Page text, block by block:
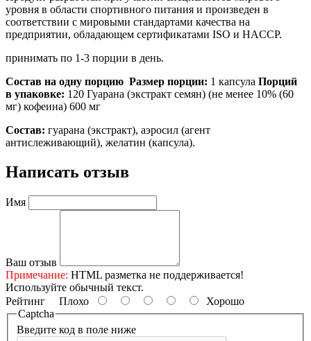
уровня в области спортивного питания и произведен в
соответствии с мировыми стандартами качества на
предприятии, обладающем сертификатами ISO и HACCP.
принимать по 1-3 порции в день.
Состав на одну порцию Размер порции: 1 капсула Порций
в упаковке: 120 Гуарана (экстракт семян) (не менее 10% (60
мг) кофеина) 600 мг
Состав: гуарана (экстракт), аэросил (агент
антислеживающий), желатин (капсула).
Написать отзыв
Имя
Ваш отзыв
Примечание: HTML разметка не поддерживается!
Используйте обычный текст.
Рейтинг Плохо
Хорошо
Captcha
Введите код в поле ниже